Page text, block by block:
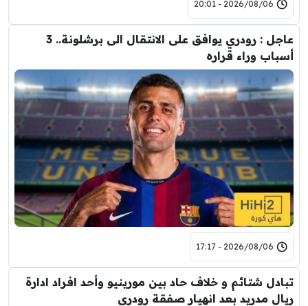
2026/08/06 - 20:01
عاجل : رودري يوافق على الانتقال الى برشلونة.. 3
أسباب وراء قراره
2026/08/06 - 17:17
تبادل شتائم و خلاف حاد بين مورينيو وأحد افراد ادارة
ريال مدريد بعد انهيار صفقة رودري